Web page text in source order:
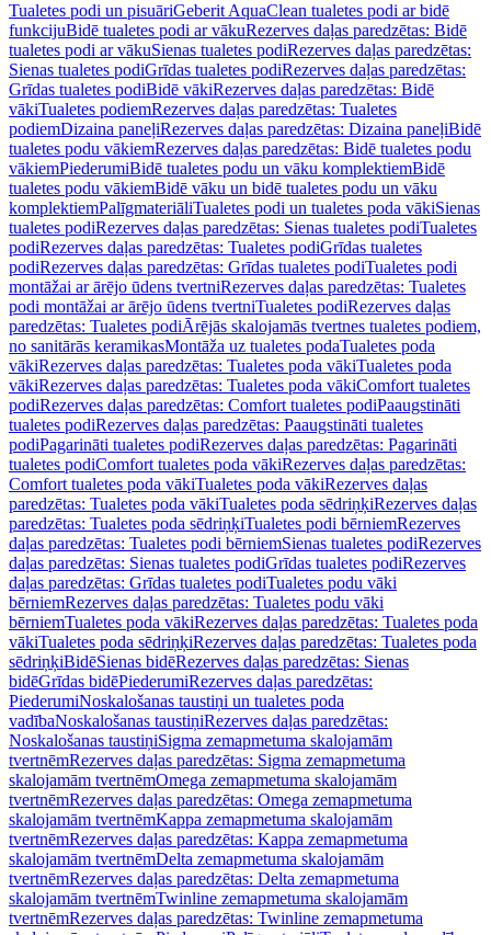
Tualetes podi un pisuāriGeberit AquaClean tualetes podi ar bidē
funkcijuBidē tualetes podi ar vākuRezerves daļas paredzētas: Bidē
tualetes podi ar vākuSienas tualetes podiRezerves daļas paredzētas:
Sienas tualetes podiGrīdas tualetes podiRezerves daļas paredzētas:
Grīdas tualetes podiBidē vākiRezerves daļas paredzētas: Bidē
vākiTualetes podiemRezerves daļas paredzētas: Tualetes
podiemDizaina paneļiRezerves daļas paredzētas: Dizaina paneļiBidē
tualetes podu vākiemRezerves daļas paredzētas: Bidē tualetes podu
vākiemPiederumiBidē tualetes podu un vāku komplektiemBidē
tualetes podu vākiemBidē vāku un bidē tualetes podu un vāku
komplektiemPalīgmateriāliTualetes podi un tualetes poda vākiSienas
tualetes podiRezerves daļas paredzētas: Sienas tualetes podiTualetes
podiRezerves daļas paredzētas: Tualetes podiGrīdas tualetes
podiRezerves daļas paredzētas: Grīdas tualetes podiTualetes podi
montāžai ar ārējo ūdens tvertniRezerves daļas paredzētas: Tualetes
podi montāžai ar ārējo ūdens tvertniTualetes podiRezerves daļas
paredzētas: Tualetes podiĀrējās skalojamās tvertnes tualetes podiem,
no sanitārās keramikasMontāža uz tualetes podaTualetes poda
vākiRezerves daļas paredzētas: Tualetes poda vākiTualetes poda
vākiRezerves daļas paredzētas: Tualetes poda vākiComfort tualetes
podiRezerves daļas paredzētas: Comfort tualetes podiPaaugstināti
tualetes podiRezerves daļas paredzētas: Paaugstināti tualetes
podiPagarināti tualetes podiRezerves daļas paredzētas: Pagarināti
tualetes podiComfort tualetes poda vākiRezerves daļas paredzētas:
Comfort tualetes poda vākiTualetes poda vākiRezerves daļas
paredzētas: Tualetes poda vākiTualetes poda sēdriņķiRezerves daļas
paredzētas: Tualetes poda sēdriņķiTualetes podi bērniemRezerves
daļas paredzētas: Tualetes podi bērniemSienas tualetes podiRezerves
daļas paredzētas: Sienas tualetes podiGrīdas tualetes podiRezerves
daļas paredzētas: Grīdas tualetes podiTualetes podu vāki
bērniemRezerves daļas paredzētas: Tualetes podu vāki
bērniemTualetes poda vākiRezerves daļas paredzētas: Tualetes poda
vākiTualetes poda sēdriņķiRezerves daļas paredzētas: Tualetes poda
sēdriņķiBidēSienas bidēRezerves daļas paredzētas: Sienas
bidēGrīdas bidēPiederumiRezerves daļas paredzētas:
PiederumiNoskalošanas taustiņi un tualetes poda
vadībaNoskalošanas taustiņiRezerves daļas paredzētas:
Noskalošanas taustiņiSigma zemapmetuma skalojamām
tvertnēmRezerves daļas paredzētas: Sigma zemapmetuma
skalojamām tvertnēmOmega zemapmetuma skalojamām
tvertnēmRezerves daļas paredzētas: Omega zemapmetuma
skalojamām tvertnēmKappa zemapmetuma skalojamām
tvertnēmRezerves daļas paredzētas: Kappa zemapmetuma
skalojamām tvertnēmDelta zemapmetuma skalojamām
tvertnēmRezerves daļas paredzētas: Delta zemapmetuma
skalojamām tvertnēmTwinline zemapmetuma skalojamām
tvertnēmRezerves daļas paredzētas: Twinline zemapmetuma